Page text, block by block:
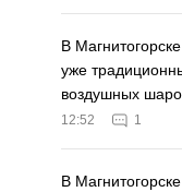
В
уже
воздушных
12:52 1
В